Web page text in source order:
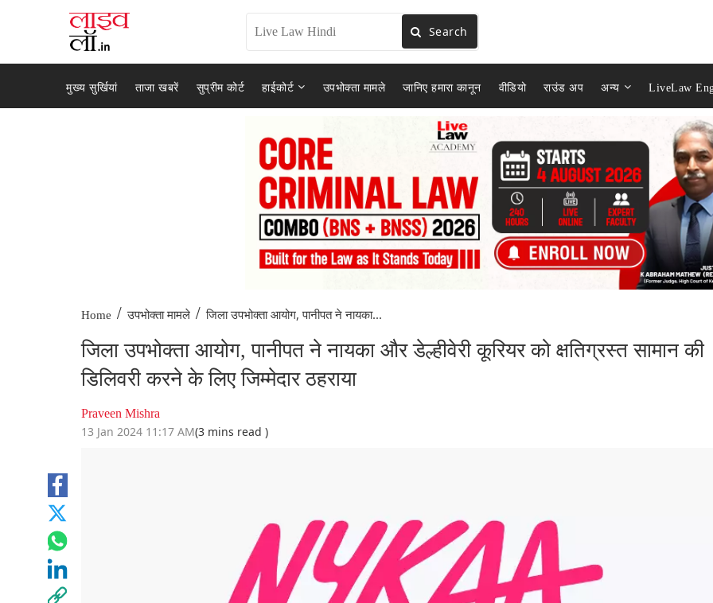
Search
मुख्य सुर्खियां ताजा खबरें सुप्रीम कोर्ट हाईकोर्ट उपभोक्ता मामले जानिए हमारा कानून वीडियो राउंड अप अन्य LiveLaw
Home / उपभोक्ता मामले / जिला उपभोक्ता आयोग, पानीपत ने नायका...
जिला उपभोक्ता आयोग, पानीपत ने नायका और डेल्हीवेरी कूरियर को क्षतिग्रस्त सामान की
डिलिवरी करने के लिए जिम्मेदार ठहराया
Praveen Mishra
13 Jan 2024 11:17 AM(3 mins read )